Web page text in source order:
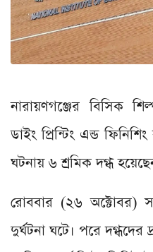
নারায়ণগঞ্জের বিসিক
ডাইং প্রিন্টিং এন্ড
ঘটনায় ৬ শ্রমিক দগ্ধ
রোববার (২৬ অক্টোবর)
দুর্ঘটনা ঘটে। পরে দগ্ধদের